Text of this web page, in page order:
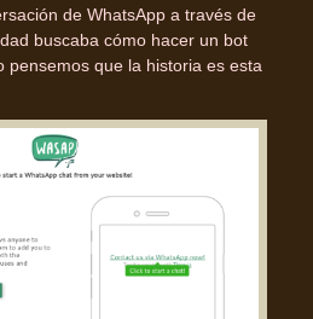
de WhatsApp a través de
buscaba cómo hacer un bot
pensemos que la historia es esta